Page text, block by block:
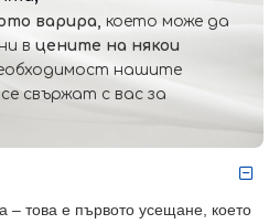
варира, което може да
в цените на някои
нашите
свържат с вас за
– това е първото усещане, което